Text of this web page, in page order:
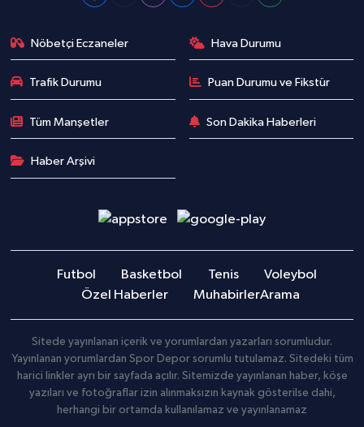
Nöbetçi Eczaneler Hava Durumu
Trafik Durumu Puan Durumu ve Fikstür
Tüm Manşetler Son Dakika Haberleri
Haber Arşivi
Futbol Basketbol Tenis
Voleybol
Özel Haberler
MuhabirlerArama
Sitede yayınlanan içerik ve yorumlardan yazarları sorumludur.
Yayınlanan yorumlardan Spor Depor sorumlu tutulamaz. Sitedeki tüm
harici linkler ayrı bir sayfada açılır. Sitemizde yayınlanan haber, köşe
yazıları ve fotoğraflar izin alınmaksızın kaynak gösterilse dahi,
herhangi bir ortamda kullanılamaz ve yayınlanamaz